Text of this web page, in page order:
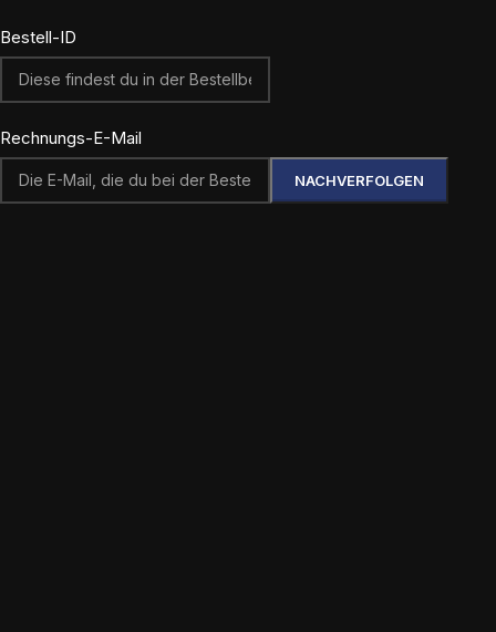
Bestell-ID
Rechnungs-E-Mail
NACHVERFOLGEN